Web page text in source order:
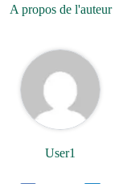
A propos de l'auteur
User1